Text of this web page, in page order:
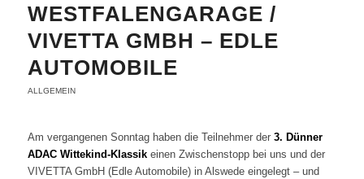
WESTFALENGARAGE /
VIVETTA GMBH – EDLE
AUTOMOBILE
ALLGEMEIN
Am vergangenen Sonntag haben die Teilnehmer der3. Dünner
ADAC Wittekind-Klassikeinen Zwischenstopp bei uns und der
VIVETTA GmbH (Edle Automobile) in Alswede eingelegt – und